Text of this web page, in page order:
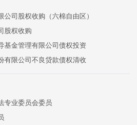
司股权收购（六棉自由区）
股权收购
基金管理有限公司债权投资
有限公司不良贷款债权清收
专业委员会委员